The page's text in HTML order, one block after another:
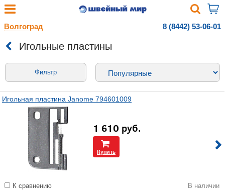
Волгоград 8 (8442) 53-06-01
Игольные пластины
Фильтр
Игольная пластина Janome 794601009
1 610 руб.
Купить
К сравнению В наличии